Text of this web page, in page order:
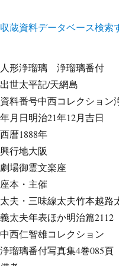
収蔵資料データベース検索
人形浄瑠璃 浄瑠璃番付
出世太平記/天網島
資料番号中西コレクション
年月日明治21年12月吉日
西暦1888年
興行地大阪
劇場御霊文楽座
座本・主催
太夫・三味線太夫竹本越
義太夫年表ほか明治篇2112
中西仁智雄コレクション
浄瑠璃番付写真集4巻085頁